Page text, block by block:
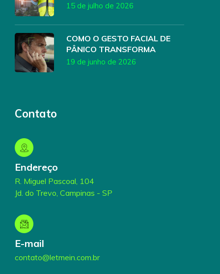
15 de julho de 2026
COMO O GESTO FACIAL DE
PÂNICO TRANSFORMA
19 de junho de 2026
Contato
Endereço
R. Miguel Pascoal, 104
Jd. do Trevo, Campinas - SP
E-mail
contato@letmein.com.br